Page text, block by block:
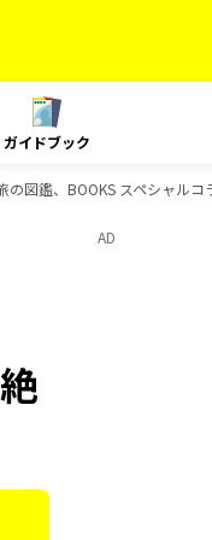
ガイドブック
鑑、BOOKS スペシャルコ
AD